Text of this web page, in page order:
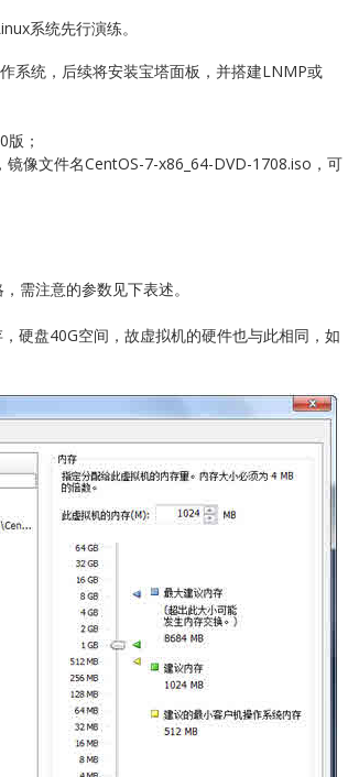
系统先行演练。
系统，后续将安装宝塔面板，并搭建LNMP或
；
像文件名CentOS-7-x86_64-DVD-1708.iso，可
需注意的参数见下表述。
硬盘40G空间，故虚拟机的硬件也与此相同，如